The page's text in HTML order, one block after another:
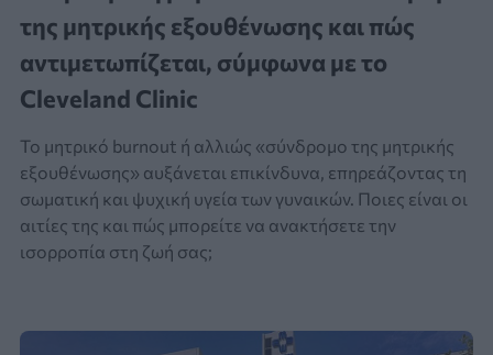
της μητρικής εξουθένωσης και πώς
αντιμετωπίζεται, σύμφωνα με το
Cleveland Clinic
Το μητρικό burnout ή αλλιώς «σύνδρομο της μητρικής
εξουθένωσης» αυξάνεται επικίνδυνα, επηρεάζοντας τη
σωματική και ψυχική υγεία των γυναικών. Ποιες είναι οι
αιτίες της και πώς μπορείτε να ανακτήσετε την
ισορροπία στη ζωή σας;